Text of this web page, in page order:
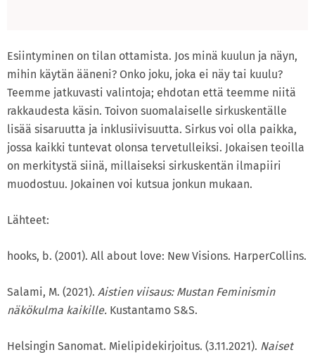
Esiintyminen on tilan ottamista. Jos minä kuulun ja näyn,
mihin käytän ääneni? Onko joku, joka ei näy tai kuulu?
Teemme jatkuvasti valintoja; ehdotan että teemme niitä
rakkaudesta käsin. Toivon suomalaiselle sirkuskentälle
lisää sisaruutta ja inklusiivisuutta. Sirkus voi olla paikka,
jossa kaikki tuntevat olonsa tervetulleiksi. Jokaisen teoilla
on merkitystä siinä, millaiseksi sirkuskentän ilmapiiri
muodostuu. Jokainen voi kutsua jonkun mukaan.
Lähteet:
hooks, b. (2001). All about love: New Visions. HarperCollins.
Salami, M. (2021). Aistien viisaus: Mustan Feminismin
näkökulma kaikille. Kustantamo S&S.
Helsingin Sanomat. Mielipidekirjoitus. (3.11.2021). Naiset